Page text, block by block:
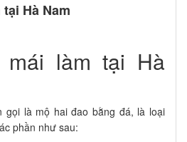
Hà Nam
làm tại Hà
gọi là mộ hai đao bằng đá, là loại
phần như sau: